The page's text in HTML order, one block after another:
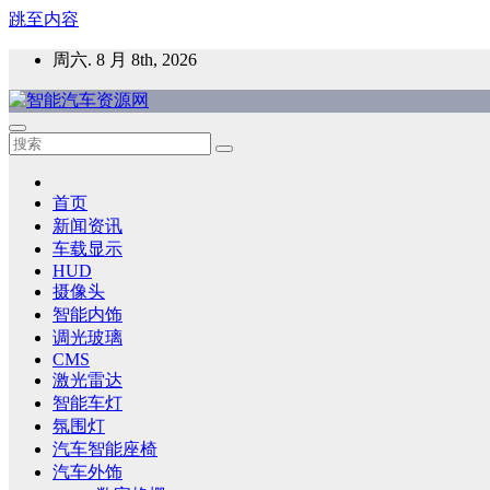
跳至内容
周六. 8 月 8th, 2026
智能汽车资源网
智能表面，智能内饰，新能源汽车，HMI，人车交互，智能车
首页
新闻资讯
车载显示
HUD
摄像头
智能内饰
调光玻璃
CMS
激光雷达
智能车灯
氛围灯
汽车智能座椅
汽车外饰